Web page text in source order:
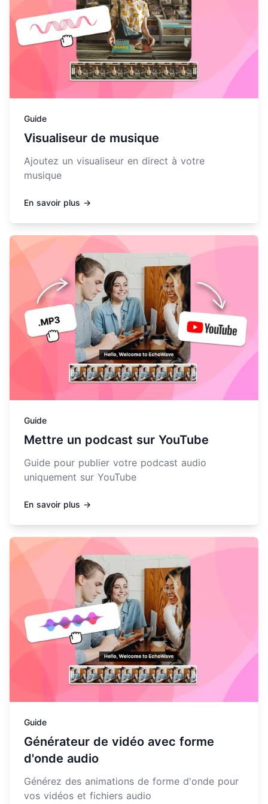
Guide
Visualiseur de musique
Ajoutez un visualiseur en direct à votre
musique
En savoir plus →
Guide
Mettre un podcast sur YouTube
Guide pour publier votre podcast audio
uniquement sur YouTube
En savoir plus →
En savoir plus sur Mettre un podcast sur YouTube
Guide
Générateur de vidéo avec forme
d'onde audio
Générez des animations de forme d'onde pour
vos vidéos et fichiers audio
En savoir plus sur Générateur de vidéo avec forme